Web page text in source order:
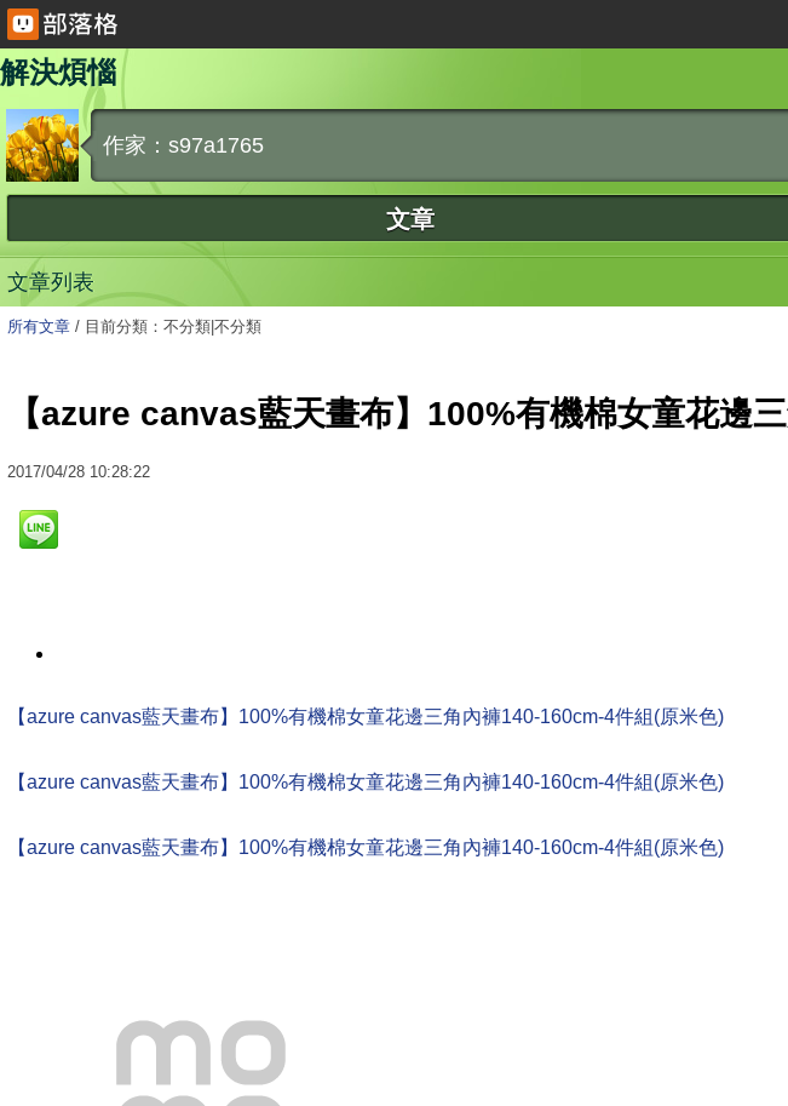
解決煩惱
作家：s97a1765
文章
文章列表
所有文章 / 目前分類：不分類|不分類
【azure canvas藍天畫布】100%有機棉女童花邊
2017/04/28 10:28:22
【azure canvas藍天畫布】100%有機棉女童花邊三角內褲140-160cm-4件組(原米色)
【azure canvas藍天畫布】100%有機棉女童花邊三角內褲140-160cm-4件組(原米色)
【azure canvas藍天畫布】100%有機棉女童花邊三角內褲140-160cm-4件組(原米色)